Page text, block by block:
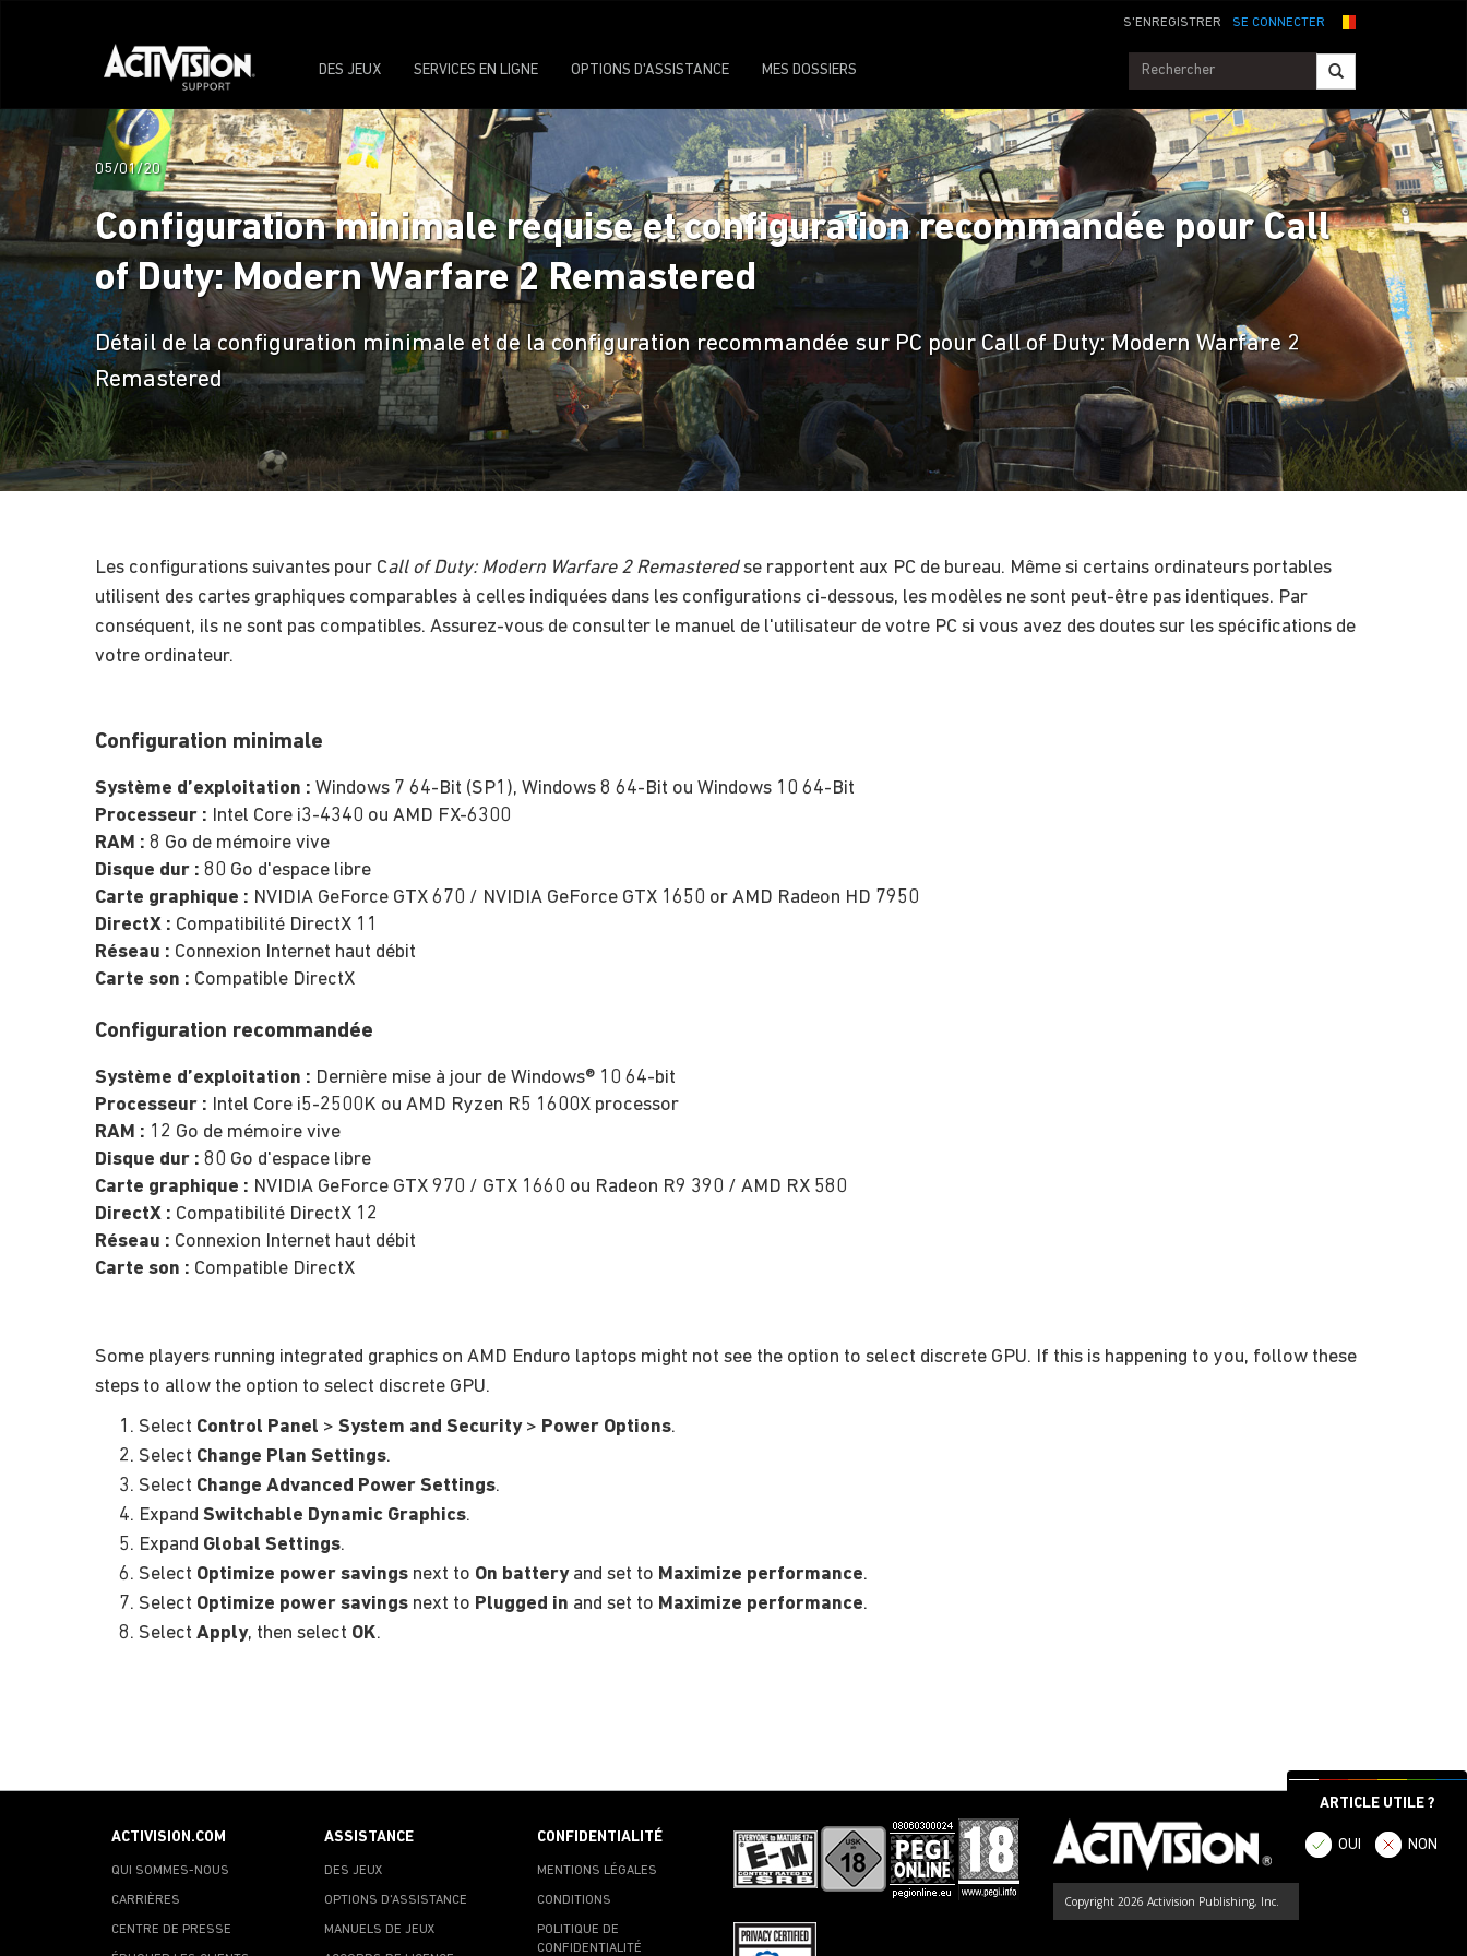
SE CONNECTER
S'ENREGISTRER
DES JEUX SERVICES EN LIGNE OPTIONS D'ASSISTANCE MES DOSSIERS
ARTICLE UTILE ?
OUI NON
05/01/20
Configuration minimale requise et configuration recommandée pour Call
of Duty: Modern Warfare 2 Remastered
Détail de la configuration minimale et de la configuration recommandée sur PC pour Call of Duty: Modern Warfare 2
Remastered
Les configurations suivantes pour Call of Duty: Modern Warfare 2 Remasteredse rapportent aux PC de bureau. Même si certains ordinateurs portables
utilisent des cartes graphiques comparables à celles indiquées dans les configurations ci-dessous, les modèles ne sont peut-être pas identiques. Par
conséquent, ils ne sont pas compatibles. Assurez-vous de consulter le manuel de l'utilisateur de votre PC si vous avez des doutes sur les spécifications de
votre ordinateur.
Configuration minimale
Système d’exploitation : Windows 7 64-Bit (SP1), Windows 8 64-Bit ou Windows 10 64-Bit
Processeur : Intel Core i3-4340 ou AMD FX-6300
RAM : 8 Go de mémoire vive
Disque dur : 80 Go d'espace libre
Carte graphique : NVIDIA GeForce GTX 670 / NVIDIA GeForce GTX 1650 or AMD Radeon HD 7950
DirectX : Compatibilité DirectX 11
Réseau : Connexion Internet haut débit
Carte son : Compatible DirectX
Configuration recommandée
Système d’exploitation : Dernière mise à jour de Windows® 10 64-bit
Processeur : Intel Core i5-2500K ou AMD Ryzen R5 1600X processor
RAM : 12 Go de mémoire vive
Disque dur : 80 Go d'espace libre
Carte graphique : NVIDIA GeForce GTX 970 / GTX 1660 ou Radeon R9 390 / AMD RX 580
DirectX : Compatibilité DirectX 12
Réseau : Connexion Internet haut débit
Carte son : Compatible DirectX
Some players running integrated graphics on AMD Enduro laptops might not see the option to select discrete GPU. If this is happening to you, follow these
steps to allow the option to select discrete GPU.
Select Control Panel > System and Security> Power Options.
Select Change Plan Settings.
Select Change Advanced Power Settings.
Expand Switchable Dynamic Graphics.
Expand Global Settings.
Select Optimize power savings next to On batteryand set to Maximize performance.
Select Optimize power savings next to Plugged in and set to Maximize performance.
Select Apply, then select OK.
ACTIVISION.COM
QUI SOMMES-NOUS
CARRIÈRES
CENTRE DE PRESSE
ASSISTANCE
DES JEUX
OPTIONS D'ASSISTANCE
MANUELS DE JEUX
CONFIDENTIALITÉ
MENTIONS LÉGALES
CONDITIONS
POLITIQUE DE
CONFIDENTIALITÉ
Copyright 2026 Activision Publishing, Inc.